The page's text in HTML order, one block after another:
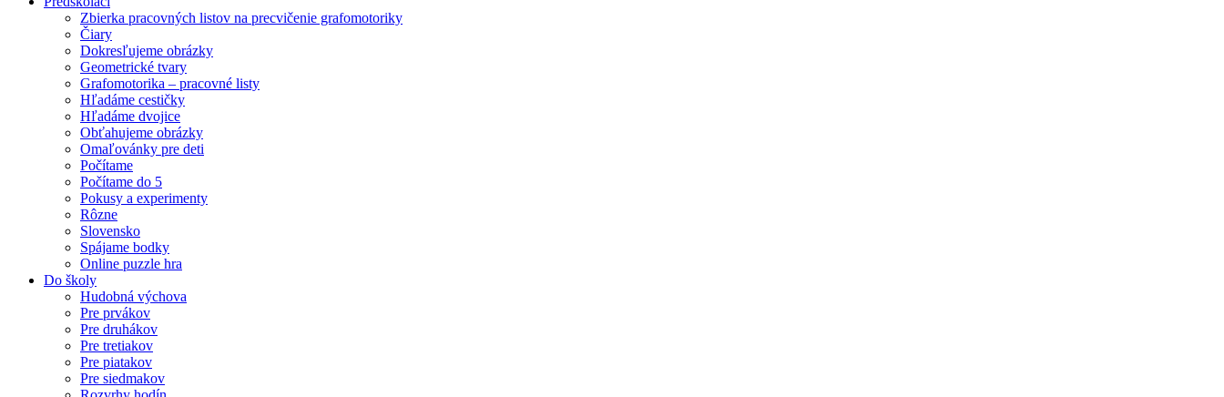
Zbierka pracovných listov na precvičenie grafomotoriky
Čiary
Dokresľujeme obrázky
Geometrické tvary
Grafomotorika – pracovné listy
Hľadáme cestičky
Hľadáme dvojice
Obťahujeme obrázky
Omaľovánky pre deti
Počítame
Počítame do 5
Pokusy a experimenty
Rôzne
Slovensko
Spájame bodky
Online puzzle hra
Do školy
Hudobná výchova
Pre prvákov
Pre druhákov
Pre tretiakov
Pre piatakov
Pre siedmakov